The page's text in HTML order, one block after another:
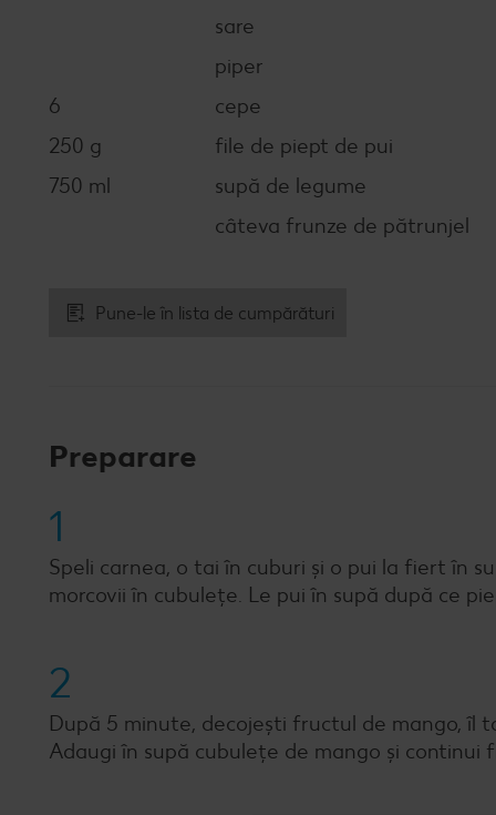
sare
piper
6
cepe
250 g
file de piept de pui
750 ml
supă de legume
câteva frunze de pătrunjel
Pune-le în lista de cumpărături
Preparare
1
Speli carnea, o tai în cuburi și o pui la fiert în
morcovii în cubulețe. Le pui în supă după ce
2
După 5 minute, decojești fructul de mango, îl
Adaugi în supă cubulețe de mango și continui